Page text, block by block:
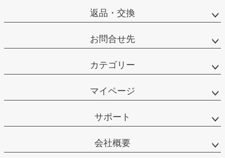
返品・交換
お問合せ先
カテゴリー
マイページ
サポート
会社概要